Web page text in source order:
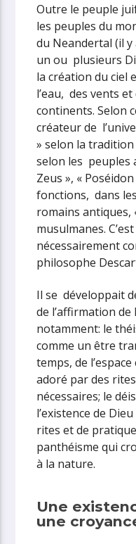
Outre le peuple
les peuples du
du Neandertal (il y
un ou plusieurs
la création du ciel
l’eau, des vents
continents. Selon
créateur de
» selon la tradition
selon les peuples
Zeus », «
fonctions, dans
romains antiques,
musulmanes.
nécessairement
philosophe
Il se développait
de l’affirmation de
notamment: le
comme un être
temps, de
adoré par des
nécessaires; le
l’existence de
rites et de
panthéisme qui
à la nature.
Une
une